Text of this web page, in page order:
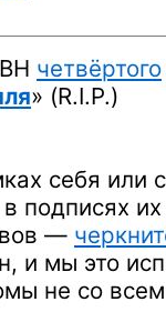
четвёртого
» (R.I.P.)
себя или
в подписях
—
, и мы это
не со